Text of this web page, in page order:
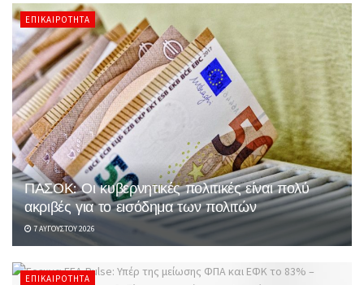
ΕΠΙΚΑΙΡΌΤΗΤΑ
ΠΑΣΟΚ: Οι κυβερνητικές πολιτικές είναι πολύ
ακριβές για το εισόδημα των πολιτών
7 ΑΥΓΟΎΣΤΟΥ 2026
ΕΠΙΚΑΙΡΌΤΗΤΑ